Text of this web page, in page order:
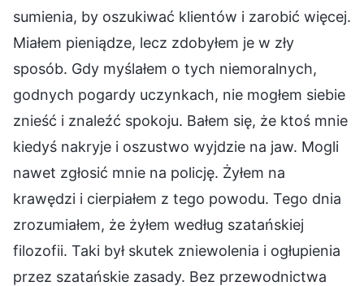
sumienia, by oszukiwać klientów i zarobić więcej.
Miałem pieniądze, lecz zdobyłem je w zły
sposób. Gdy myślałem o tych niemoralnych,
godnych pogardy uczynkach, nie mogłem siebie
znieść i znaleźć spokoju. Bałem się, że ktoś mnie
kiedyś nakryje i oszustwo wyjdzie na jaw. Mogli
nawet zgłosić mnie na policję. Żyłem na
krawędzi i cierpiałem z tego powodu. Tego dnia
zrozumiałem, że żyłem według szatańskiej
filozofii. Taki był skutek zniewolenia i ogłupienia
przez szatańskie zasady. Bez przewodnictwa